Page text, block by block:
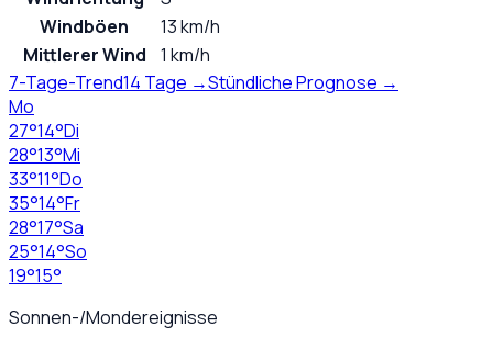
Windböen
13 km/h
Mittlerer Wind
1 km/h
7-Tage-Trend14 Tage →Stündliche Prognose →
Mo
27°14°Di
28°13°Mi
33°11°Do
35°14°Fr
28°17°Sa
25°14°So
19°15°
Sonnen-/Mondereignisse